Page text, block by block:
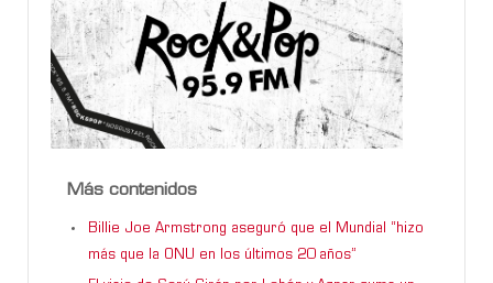
Más contenidos
Billie Joe Armstrong aseguró que el Mundial “hizo
más que la ONU en los últimos 20 años”